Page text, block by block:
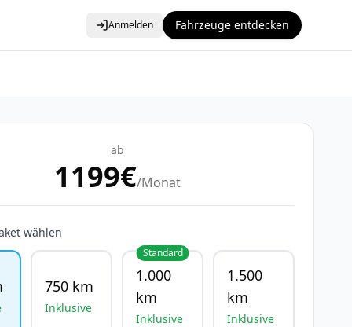
Anmelden Fahrzeuge entdecken
ab
1199€/Monat
wählen
750 km
Inklusive
Standard
1.000
km
Inklusive
1.500
km
Inklusive